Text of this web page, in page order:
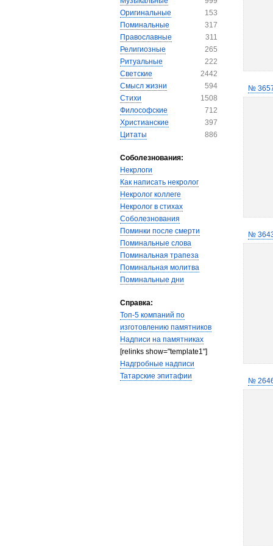
Оригинальные
153
Поминальные
317
Православные
311
Религиозные
265
Ритуальные
222
Светские
2442
Смысл жизни
594
Стихи
1508
Философские
712
Христианские
397
Цитаты
886
Соболезнования:
Некрлоги
Как написать некролог
Некролог коллеге
Некролог в стихах
Соболезнования
Поминки после смерти
Поминальные слова
Поминальная трапеза
Поминальная молитва
Поминальные дни
Справка:
Топ-5 компаний по
изготовлению памятников
Надписи на памятниках
[relinks show="template1"]
Надгробные надписи
Татарские эпитафии
№
№
№